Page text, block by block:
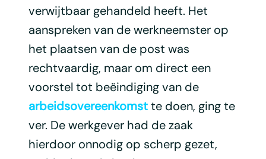
verwijtbaar gehandeld heeft. Het
aanspreken van de werkneemster op
het plaatsen van de post was
rechtvaardig, maar om direct een
voorstel tot beëindiging van de
arbeidsovereenkomstte doen, ging te
ver. De werkgever had de zaak
hierdoor onnodig op scherp gezet,